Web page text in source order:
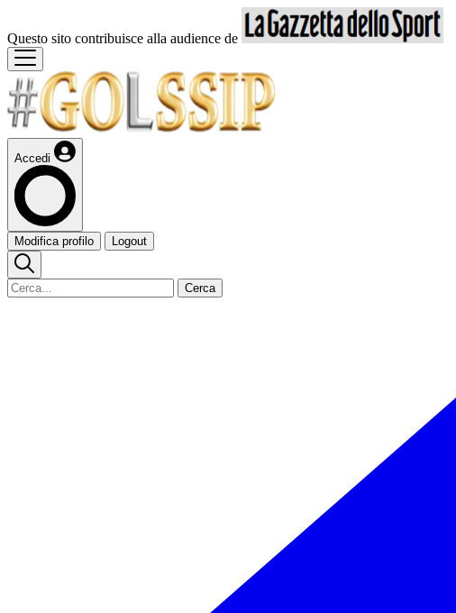
Questo sito contribuisce alla audience de
Accedi
Modifica profilo Logout
Cerca